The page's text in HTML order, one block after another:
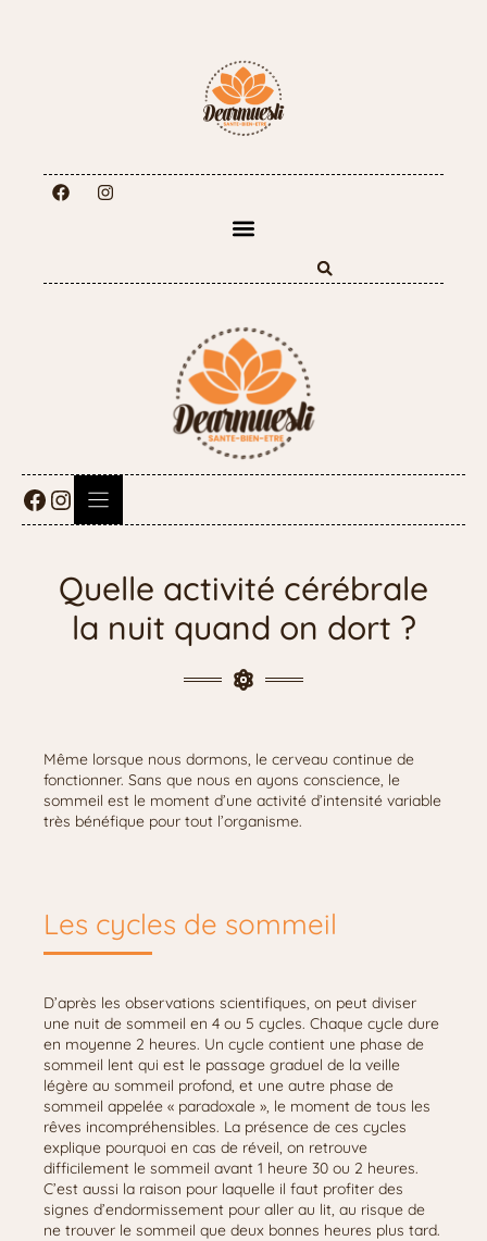
Quelle activité cérébrale
la nuit quand on dort ?
Même lorsque nous dormons, le cerveau continue de
fonctionner. Sans que nous en ayons conscience, le
sommeil est le moment d’une activité d’intensité variable
très bénéfique pour tout l’organisme.
Les cycles de sommeil
D’après les observations scientifiques, on peut diviser
une nuit de sommeil en 4 ou 5 cycles. Chaque cycle dure
en moyenne 2 heures. Un cycle contient une phase de
sommeil lent qui est le passage graduel de la veille
légère au sommeil profond, et une autre phase de
sommeil appelée « paradoxale », le moment de tous les
rêves incompréhensibles. La présence de ces cycles
explique pourquoi en cas de réveil, on retrouve
difficilement le sommeil avant 1 heure 30 ou 2 heures.
C’est aussi la raison pour laquelle il faut profiter des
signes d’endormissement pour aller au lit, au risque de
ne trouver le sommeil que deux bonnes heures plus tard.